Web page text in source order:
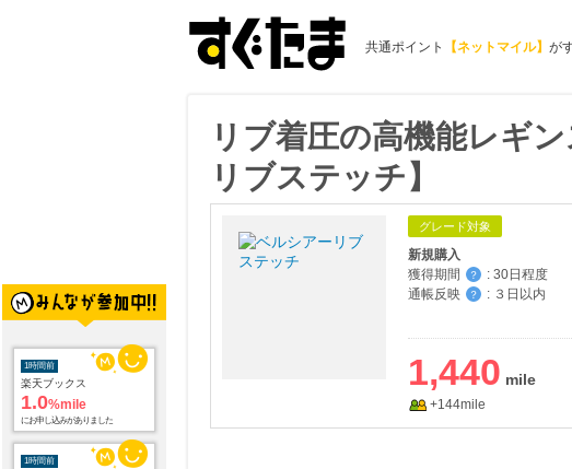
共通ポイント 【ネットマイル】 が
1時間前
楽天ブックス
1.0%mile
にお申し込みがありました
1時間前
リブ着圧の高機能レギ
リブステッチ】
グレード対象
新規購入
獲得期間
？ : 30日程度
通帳反映
？ : ３日以内
1,440
+144mile